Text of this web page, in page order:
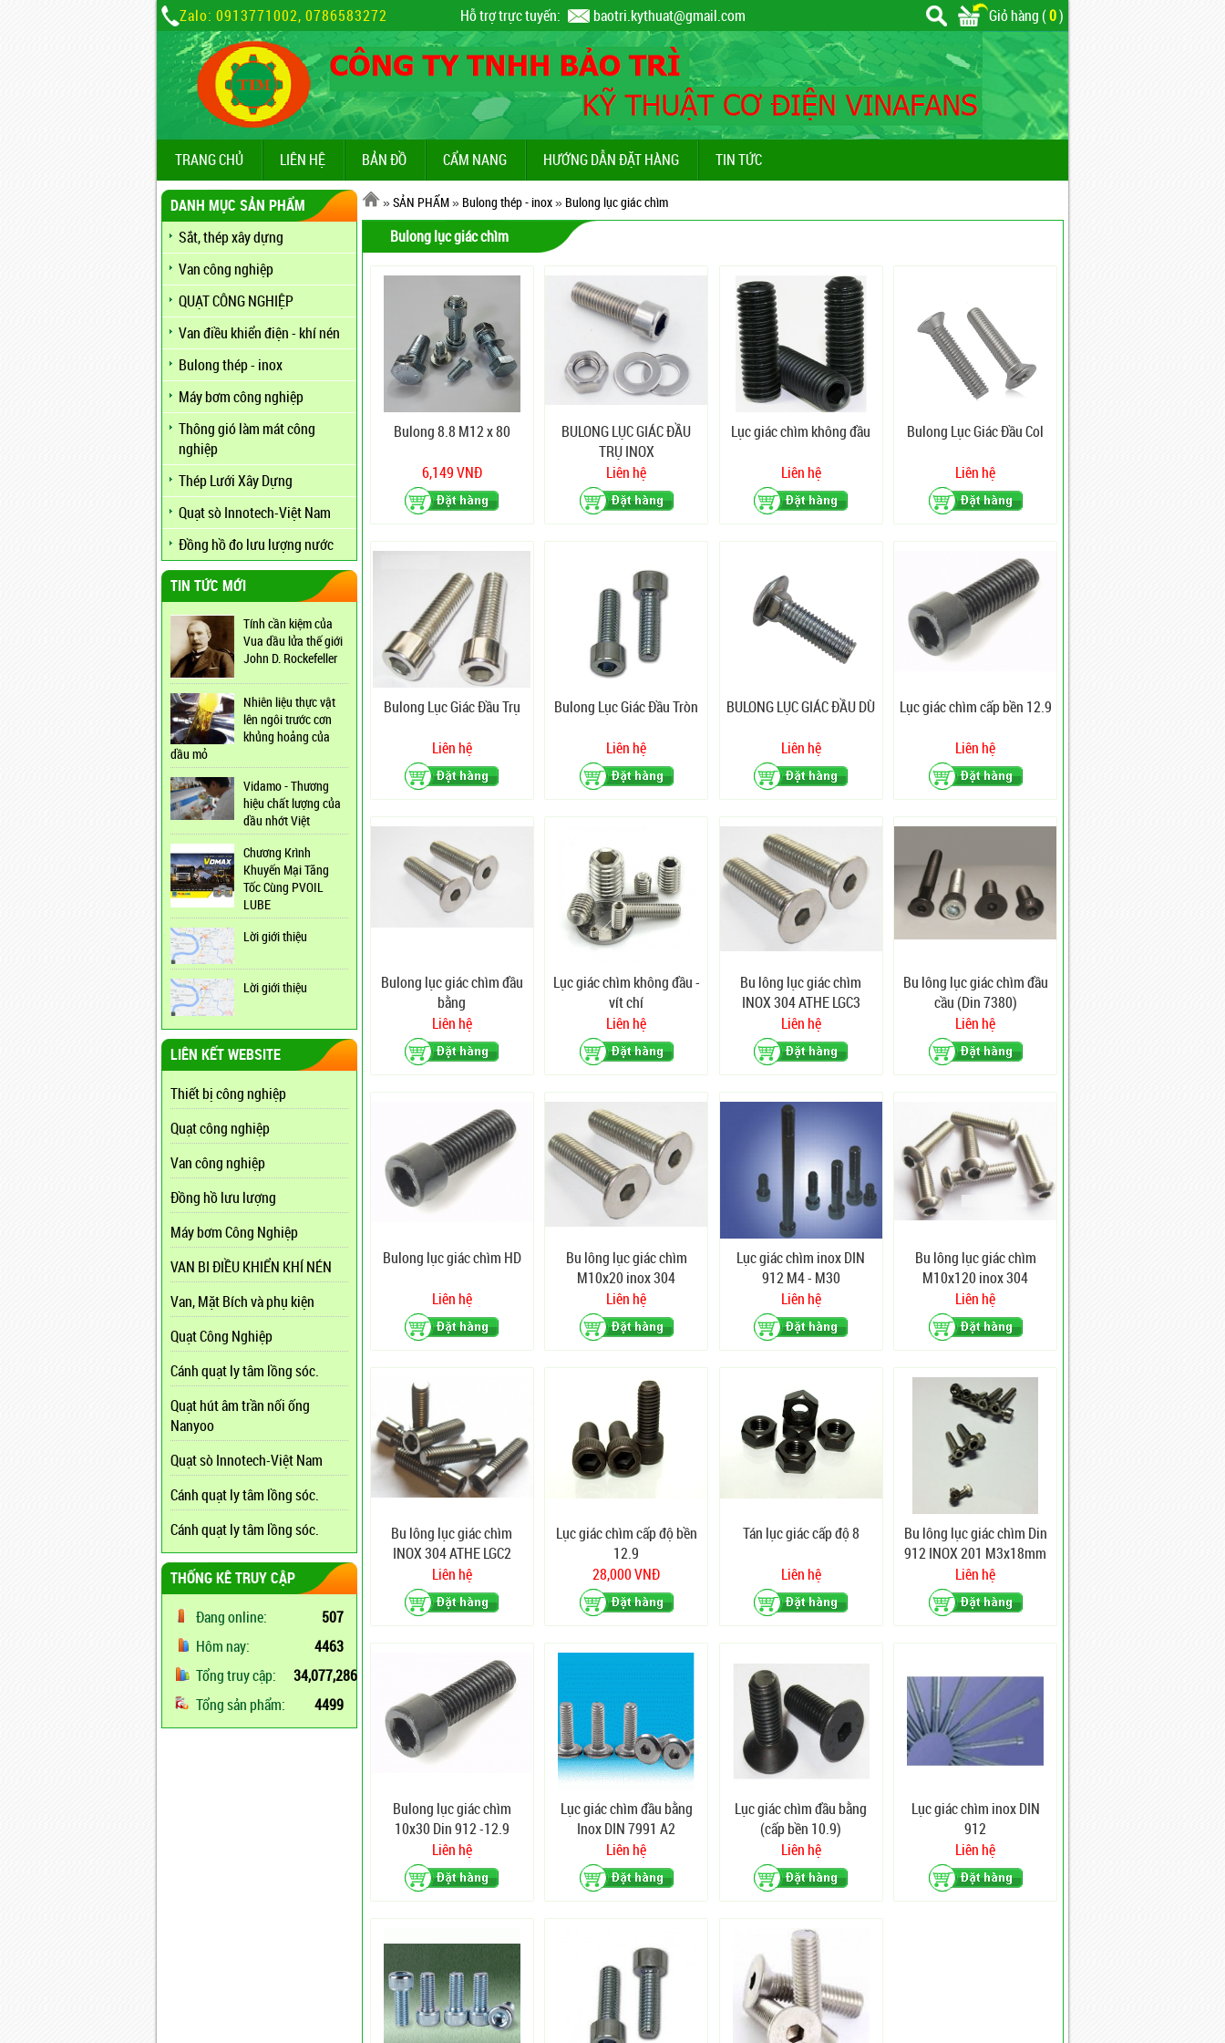
Zalo: 0913771002, 0786583272 Hỗ trợ trực tuyến: baotri.kythuat@gmail.com Giỏ hàng (0)
TRANG CHỦ LIÊN HỆ BẢN ĐỒ CẨM NANG HƯỚNG DẪN ĐẶT HÀNG TIN TỨC
DANH MỤC SẢN PHẨM
Sắt, thép xây dựng
Van công nghiệp
QUẠT CÔNG NGHIỆP
Van điều khiển điện - khí nén
Bulong thép - inox
Máy bơm công nghiệp
Thông gió làm mát công
nghiệp
Thép Lưới Xây Dựng
Quạt sò Innotech-Việt Nam
Đồng hồ đo lưu lượng nước
TIN TỨC MỚI
Tính cần kiệm của
Vua dầu lửa thế giới
John D. Rockefeller
Nhiên liệu thực vật
lên ngôi trước cơn
khủng hoảng của
dầu mỏ
Vidamo - Thương
hiệu chất lượng của
dầu nhớt Việt
Chương Krình
Khuyến Mại Tăng
Tốc Cùng PVOIL
LUBE
Lời giới thiệu
Lời giới thiệu
LIÊN KẾT WEBSITE
Thiết bị công nghiệp
Quạt công nghiệp
Van công nghiệp
Đồng hồ lưu lượng
Máy bơm Công Nghiệp
VAN BI ĐIỀU KHIỂN KHÍ NÉN
Van, Mặt Bích và phụ kiện
Quạt Công Nghiệp
Cánh quạt ly tâm lồng sóc.
Quạt hút âm trần nối ống
Nanyoo
Quạt sò Innotech-Việt Nam
Cánh quạt ly tâm lồng sóc.
Cánh quạt ly tâm lồng sóc.
THỐNG KÊ TRUY CẬP
Đang online:
507
Hôm nay:
4463
Tổng truy cập:
34,077,286
Tổng sản phẩm:
4499
»SẢN PHẨM» Bulong thép - inox» Bulong lục giác chìm
Bulong lục giác chìm
Bulong 8.8 M12 x 80
6,149 VNĐ
BULONG LỤC GIÁC ĐẦU
TRỤ INOX
Liên hệ
Lục giác chìm không đầu
Liên hệ
Bulong Lục Giác Đầu Col
Liên hệ
Bulong Lục Giác Đầu Trụ
Liên hệ
Bulong Lục Giác Đầu Tròn
Liên hệ
BULONG LỤC GIÁC ĐẦU DÙ
Liên hệ
Lục giác chìm cấp bền 12.9
Liên hệ
Bulong lục giác chìm đầu
bằng
Liên hệ
Lục giác chìm không đầu -
vít chí
Liên hệ
Bu lông lục giác chìm
INOX 304 ATHE LGC3
Liên hệ
Bu lông lục giác chìm đầu
cầu (Din 7380)
Liên hệ
Bulong lục giác chìm HD
Liên hệ
Bu lông lục giác chìm
M10x20 inox 304
Liên hệ
Lục giác chìm inox DIN
912 M4 - M30
Liên hệ
Bu lông lục giác chìm
M10x120 inox 304
Liên hệ
Bu lông lục giác chìm
INOX 304 ATHE LGC2
Liên hệ
Lục giác chìm cấp độ bền
12.9
28,000 VNĐ
Tán lục giác cấp độ 8
Liên hệ
Bu lông lục giác chìm Din
912 INOX 201 M3x18mm
Liên hệ
Bulong lục giác chìm
10x30 Din 912 -12.9
Liên hệ
Lục giác chìm đầu bằng
Inox DIN 7991 A2
Liên hệ
Lục giác chìm đầu bằng
(cấp bền 10.9)
Liên hệ
Lục giác chìm inox DIN
912
Liên hệ